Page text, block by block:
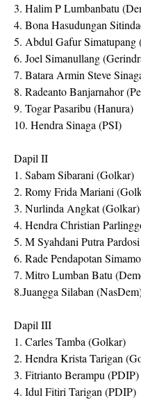
3. Halim P Lumbanbatu
4. Bona Hasudungan
5. Abdul Gafur Simatupang
6. Joel Simanullang
7. Batara Armin Steve
8. Radeanto Banjarnahor
9. Togar Pasaribu (Hanura)
10. Hendra Sinaga (PSI)
Dapil II
1. Sabam Sibarani (Golkar)
2. Romy Frida Mariani
3. Nurlinda Angkat (Golkar)
4. Hendra Christian
5. M Syahdani Putra
6. Rade Pendapotan
7. Mitro Lumban Batu
8.Juangga Silaban
Dapil III
1. Carles Tamba (Golkar)
2. Hendra Krista Tarigan
3. Fitrianto Berampu (PDIP)
4. Idul Fitiri Tarigan (PDIP)